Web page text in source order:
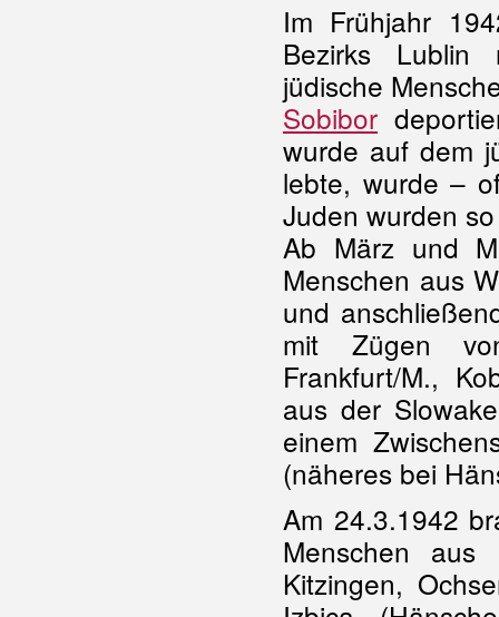
Im Frühjahr
Bezirks Lublin
jüdische
Sobibor
wurde auf dem
lebte, wurde –
Juden wurden
Ab März und
Menschen aus
und
mit Zügen
Frankfurt/M.,
aus der
einem
(näheres bei
Am 24.3.1942
Menschen aus
Kitzingen,